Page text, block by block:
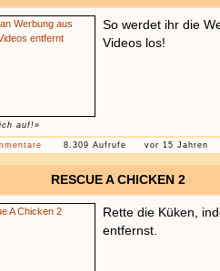
auf!»
So werdet ihr die
Videos los!
8.309 Aufrufe vor 15 Jahren
RESCUE A CHICKEN 2
Rette die Küken,
entfernst.